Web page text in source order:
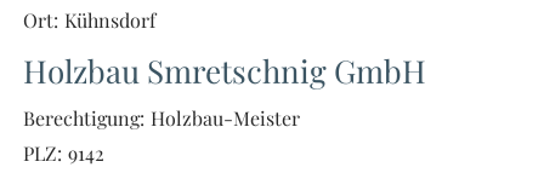
Ort: Kühnsdorf
Holzbau Smretschnig GmbH
Berechtigung: Holzbau-Meister
PLZ: 9142